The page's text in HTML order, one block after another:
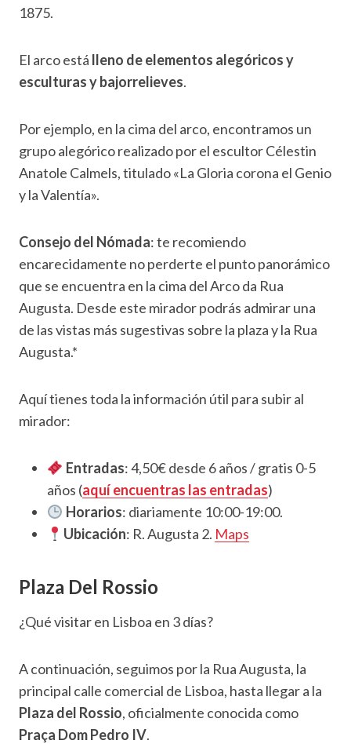
1875.
El arco está lleno de elementos alegóricos y
esculturas y bajorrelieves.
Por ejemplo, en la cima del arco, encontramos un
grupo alegórico realizado por el escultor Célestin
Anatole Calmels, titulado «La Gloria corona el Genio
y la Valentía».
Consejo del Nómada: te recomiendo
encarecidamente no perderte el punto panorámico
que se encuentra en la cima del Arco da Rua
Augusta. Desde este mirador podrás admirar una
de las vistas más sugestivas sobre la plaza y la Rua
Augusta.*
Aquí tienes toda la información útil para subir al
mirador:
Entradas: 4,50€ desde 6 años / gratis 0-5
años (aquí encuentras las entradas)
Horarios: diariamente 10:00-19:00.
Ubicación: R. Augusta 2. Maps
Plaza Del Rossio
¿Qué visitar en Lisboa en 3 días?
A continuación, seguimos por la Rua Augusta, la
principal calle comercial de Lisboa, hasta llegar a la
Plaza del Rossio, oficialmente conocida como
Praça Dom Pedro IV.